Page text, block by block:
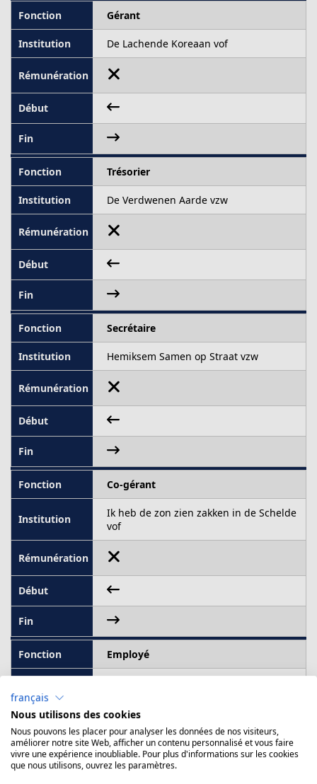
Gérant
De Lachende Koreaan vof
Trésorier
De Verdwenen Aarde vzw
Secrétaire
Hemiksem Samen op Straat vzw
Co-gérant
Ik heb de zon zien zakken in de Schelde
vof
Employé
52 720,00 - 105 438,00
1er janvier 2021
français
Nous utilisons des cookies
Nous pouvons les placer pour analyser les données de nos visiteurs,
améliorer notre site Web, afficher un contenu personnalisé et vous faire
vivre une expérience inoubliable. Pour plus d'informations sur les cookies
que nous utilisons, ouvrez les paramètres.